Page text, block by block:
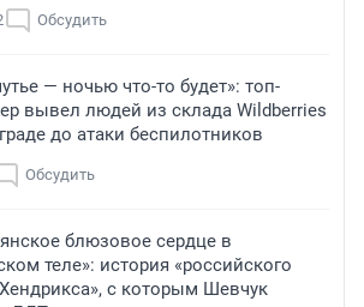
Обсудить
— ночью что-то будет»: топ-
вывел людей из склада Wildberries
до атаки беспилотников
Обсудить
блюзовое сердце в
теле»: история «российского
с которым Шевчук